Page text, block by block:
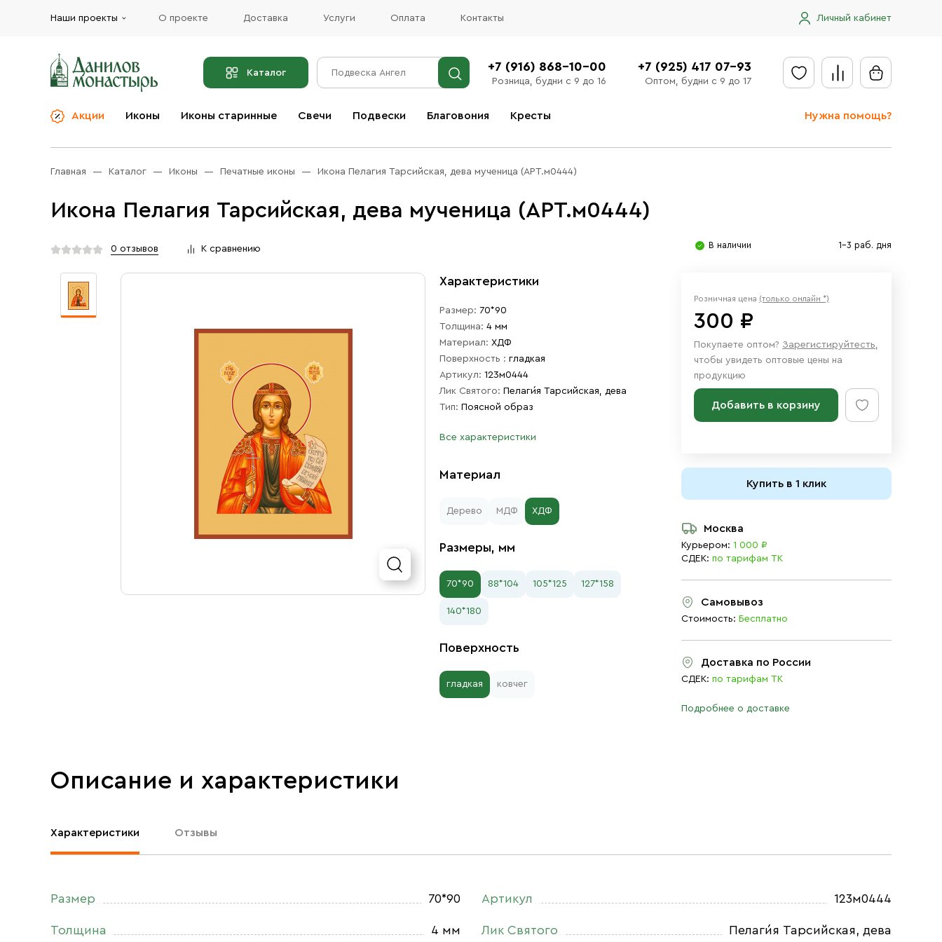
Наши проекты О проекте Доставка Услуги Оплата Контакты Личный кабинет
Каталог +7 (916) 868-10-00
Розница, будни с 9 до 16
+7 (925) 417 07-93
Оптом, будни с 9 до 17
Акции Иконы Иконы старинные Свечи Подвески Благовония Кресты Нужна помощь?
Отправить заявку
Церковная утварь
Иконы
Бренды
Услуги
Главная Каталог Иконы Печатные иконы Икона Пелагия Тарсийская, дева мученица (АРТ.м0444)
Икона Пелагия Тарсийская, дева мученица (АРТ.м0444)
0 отзывов К сравнению В наличии 1-3 раб. дня
Характеристики
Размер: 70*90
Толщина: 4 мм
Материал: ХДФ
Поверхность : гладкая
Артикул: 123м0444
Лик Святого: Пелаги́я Тарсийская, дева
Тип: Поясной образ
Все характеристики
Материал
Дерево МДФ ХДФ
Размеры, мм
70*90 88*104 105*125 127*158
140*180
Поверхность
гладкая ковчег
Розничная цена (только онлайн *)
300 ₽
Покупаете оптом? Зарегистируйтесть,
чтобы увидеть оптовые цены на
продукцию
Добавить в корзину
Купить в 1 клик
Москва
Курьером: 1 000 ₽
СДЕК: по тарифам ТК
Самовывоз
Стоимость: Бесплатно
Доставка по России
СДЕК: по тарифам ТК
Подробнее о доставке
Описание и характеристики
Характеристики Отзывы
Размер 70*90
Толщина 4 мм
Артикул 123м0444
Лик Святого Пелаги́я Тарсийская, дева